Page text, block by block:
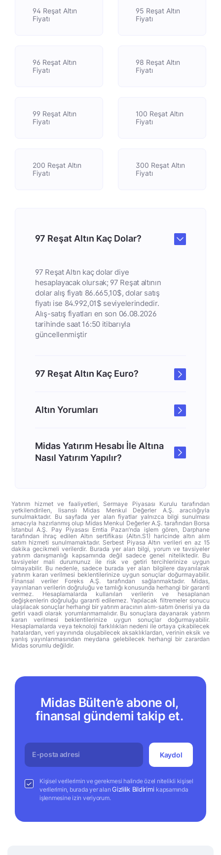
94 Reşat Altın
Fiyatı
95 Reşat Altın
Fiyatı
96 Reşat Altın
Fiyatı
98 Reşat Altın
Fiyatı
99 Reşat Altın
Fiyatı
100 Reşat Altın
Fiyatı
200 Reşat Altın
Fiyatı
300 Reşat Altın
Fiyatı
97 Reşat Altın Kaç Dolar?
97 Reşat Altın kaç dolar diye
hesaplayacak olursak; 97 Reşat altının
dolar alış fiyatı 86.665,10$, dolar satış
fiyatı ise 84.992,01$ seviyelerindedir.
Alış-satış fiyatları en son 06.08.2026
tarihinde saat 16:50 itibarıyla
güncellenmiştir
97 Reşat Altın Kaç Euro?
Altın Yorumları
Midas Yatırım Hesabı İle Altına
Nasıl Yatırım Yapılır?
Yatırım hizmet ve faaliyetleri, Sermaye Piyasası Kurulu tarafından
yetkilendirilen, lisanslı Midas Menkul Değerler A.Ş. aracılığıyla
sunulmaktadır. Bu sayfada yer alan fiyatlar yalnızca bilgi sunulması
amacıyla hazırlanmış olup Midas Menkul Değerler A.Ş. tarafından Borsa
İstanbul A.Ş. Pay Piyasası Emtia Pazarı’nda işlem gören, Darphane
tarafından ihraç edilen Altın sertifikası (Altın.S1) haricinde altın alım
satım hizmeti sunulmamaktadır. Serbest Piyasa Altın verileri en az 15
dakika gecikmeli verilerdir. Burada yer alan bilgi, yorum ve tavsiyeler
yatırım danışmanlığı kapsamında değil sadece genel niteliktedir. Bu
tavsiyeler mali durumunuz ile risk ve getiri tercihlerinize uygun
olmayabilir. Bu nedenle, sadece burada yer alan bilgilere dayanılarak
yatırım kararı verilmesi beklentilerinize uygun sonuçlar doğurmayabilir.
Finansal veriler Foreks A.Ş. tarafından sağlanmaktadır. Midas,
yayınlanan verilerin doğruluğu ve tamlığı konusunda herhangi bir garanti
vermez. Hesaplamalarda kullanılan verilerin ve hesaplanan
değişkenlerin doğruluğu garanti edilemez. Yapılacak filtremeler sonucu
ulaşılacak sonuçlar herhangi bir yatırım aracının alım-satım önerisi ya da
getiri vaadi olarak yorumlanmamalıdır. Bu sonuçlara dayanarak yatırım
kararı verilmesi beklentilerinize uygun sonuçlar doğurmayabilir.
Hesaplamalarda veya teknoloji farklılıkları nedeni ile ortaya çıkabilecek
hatalardan, veri yayınında oluşabilecek aksaklıklardan, verinin eksik ve
yanlış yayınlanmasından meydana gelebilecek herhangi bir zarardan
Midas sorumlu değildir.
Midas Bülten’e abone ol,
finansal gündemi takip et.
Kaydol
Kişisel verilerimin ve gerekmesi halinde özel nitelikli kişisel
verilerimin, burada yer alanGizlilik Bildirimi kapsamında
işlenmesine izin veriyorum.